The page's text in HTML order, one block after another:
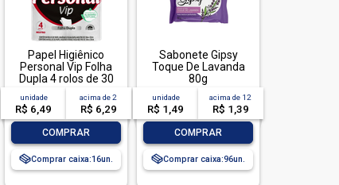
Papel Higiênico
Personal Vip Folha
Dupla 4 rolos de 30
metros
unidade
R$ 6,49
acima de2
R$ 6,29
COMPRAR
Comprar caixa:16
Sabonete Gipsy
Toque De Lavanda
80g
unidade
R$ 1,49
acima de 12
R$ 1,39
COMPRAR
Comprar caixa:96